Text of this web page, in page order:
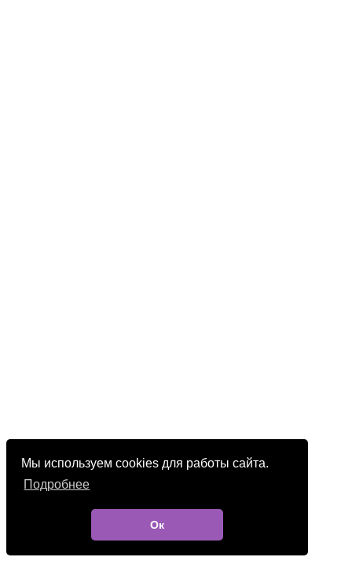
Мы используем cookies для работы сайта.
Подробнее
Ок